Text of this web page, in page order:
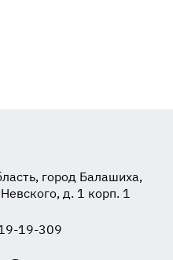
город Балашиха,
д. 1 корп. 1
19-309